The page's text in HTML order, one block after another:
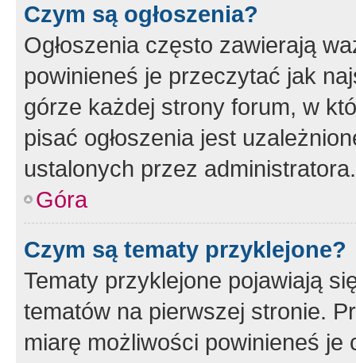
Czym są ogłoszenia?
Ogłoszenia często zawierają
powinieneś je przeczytać jak
górze każdej strony forum, w
pisać ogłoszenia jest
ustalonych przez administratora.
Góra
Czym są tematy przyklejone?
Tematy przyklejone pojawiają
tematów na pierwszej stronie.
miarę możliwości powinieneś je